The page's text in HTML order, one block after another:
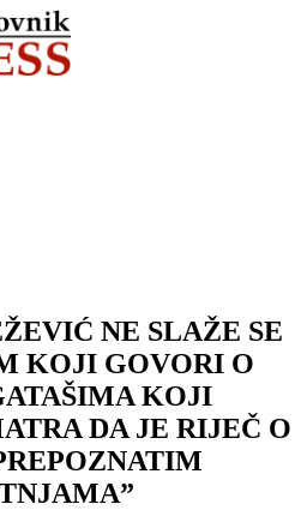
NE SLAŽE SE
KOJI GOVORI O
KOJI
DA JE RIJEČ O